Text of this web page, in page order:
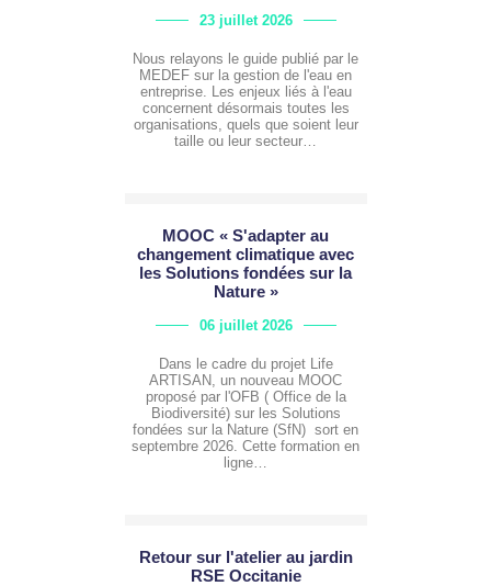
23 juillet 2026
Nous relayons le guide publié par le
MEDEF sur la gestion de l'eau en
entreprise. Les enjeux liés à l'eau
concernent désormais toutes les
organisations, quels que soient leur
taille ou leur secteur…
MOOC « S'adapter au
changement climatique avec
les Solutions fondées sur la
Nature »
06 juillet 2026
Dans le cadre du projet Life
ARTISAN, un nouveau MOOC
proposé par l'OFB ( Office de la
Biodiversité) sur les Solutions
fondées sur la Nature (SfN) sort en
septembre 2026. Cette formation en
ligne…
Retour sur l'atelier au jardin
RSE Occitanie